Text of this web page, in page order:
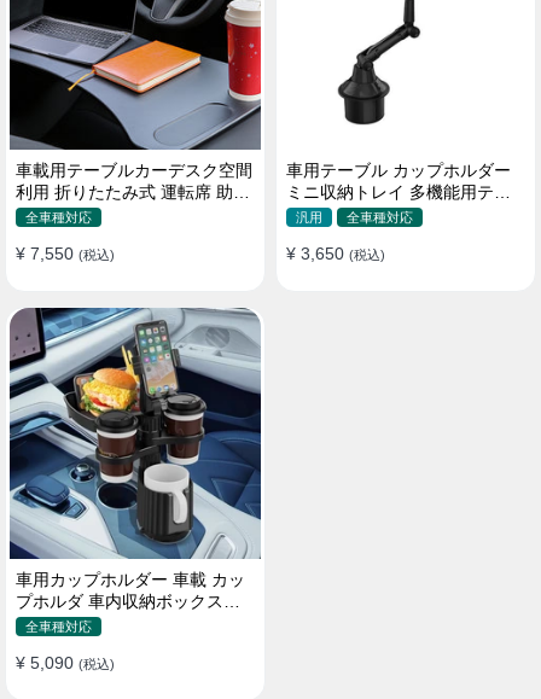
車載用テーブルカーデスク空間
利用 折りたたみ式 運転席 助手
席 多機能 滑り止め 安定
全車種対応
¥ 7,550 (税込)
車用テーブル カップホルダー
ミニ収納トレイ 多機能用テー
ブル 食事 物置き用 高品質
汎用 全車種対応
¥ 3,650 (税込)
車用カップホルダー 車載 カッ
プホルダ 車内収納ボックス車
載テーブル スマホ置き 調整可
止め 小物置き 多機能 使い勝手
全車種対応
¥ 5,090 (税込)